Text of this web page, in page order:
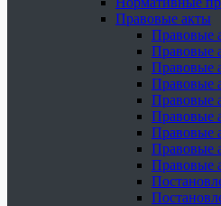
Правовые акты
Правовые
Правовые
Правовые
Правовые
Правовые
Правовые
Правовые
Правовые
Правовые